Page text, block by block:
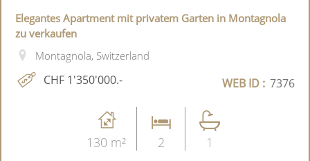
Elegantes Apartment mit privatem Garten in Montagnola
zu verkaufen
Montagnola, Switzerland
CHF 1'350'000.- WEB ID : 7376
130 m² 2 1